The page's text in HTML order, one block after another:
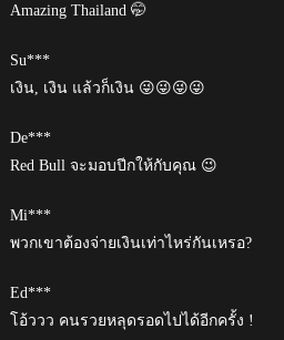
Amazing Thailand 🤭
Su***
เงิน, เงิน แล้วก็เงิน 😜😜😜😜
De***
Red Bull จะมอบปีกให้กับคุณ 😉
Mi***
พวกเขาต้องจ่ายเงินเท่าไหร่กันเหรอ?
Ed***
โอ้ววว คนรวยหลุดรอดไปได้อีกครั้ง !